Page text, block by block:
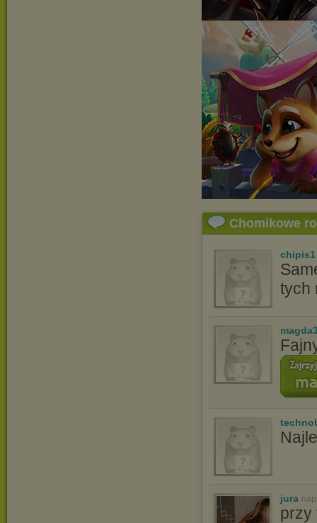
Chomikowe
chipis1
tych
jura
przy